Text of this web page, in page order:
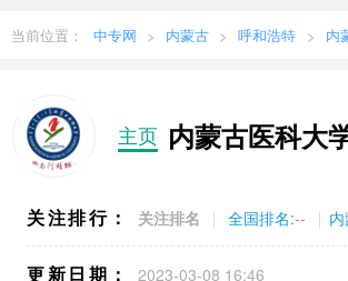
当前位置： 中专网 内蒙古 呼和浩特 内
主页 内蒙古医科大
关注排行： 关注排名 全国排名:--
更新日期： 2023-03-08 16:46